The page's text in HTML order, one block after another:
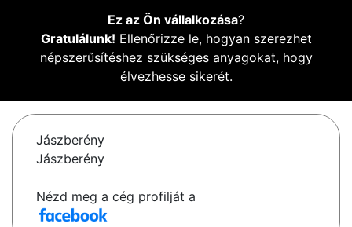
Ez az Ön vállalkozása?
Gratulálunk! Ellenőrizze le, hogyan szerezhet
népszerűsítéshez szükséges anyagokat, hogy
élvezhesse sikerét.
Jászberény
Jászberény
Nézd meg a cég profilját a